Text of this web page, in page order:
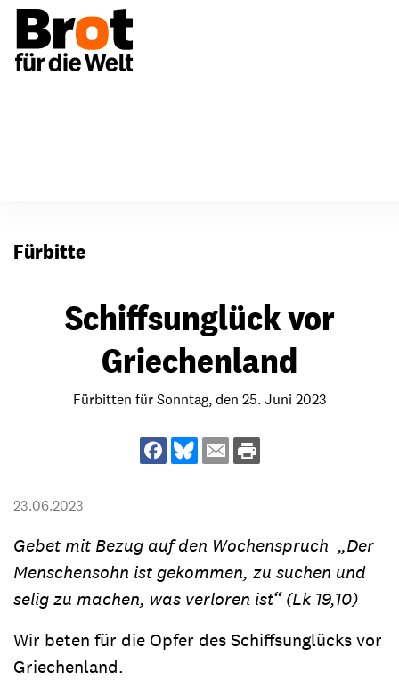
Fürbitte
Schiffsunglück vor
Griechenland
Fürbitten für Sonntag, den 25. Juni 2023
23.06.2023
Gebet mit Bezug auf den Wochenspruch „Der
Menschensohn ist gekommen, zu suchen und
selig zu machen, was verloren ist“ (Lk 19,10)
Wir beten für die Opfer des Schiffsunglücks vor
Griechenland.